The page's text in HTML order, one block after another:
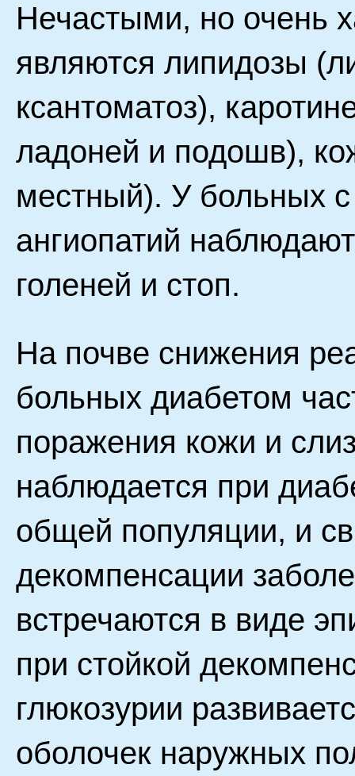
Нечастыми, но очень
являются липидозы
ксантоматоз),
ладоней и подошв),
местный). У больных
ангиопатий
голеней и стоп.
На почве снижения
больных диабетом
поражения кожи и
наблюдается при
общей популяции, и
декомпенсации
встречаются в виде
при стойкой
глюкозурии
оболочек наружных